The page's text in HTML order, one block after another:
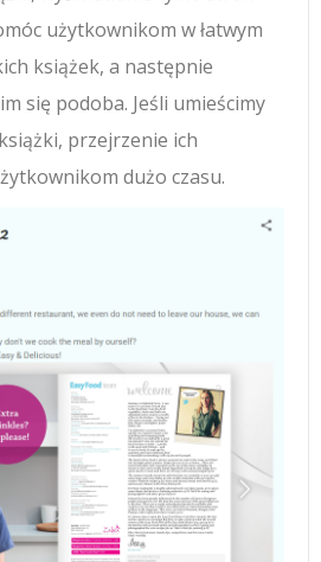
użytkownikom w łatwym
książek, a następnie
się podoba. Jeśli umieścimy
przejrzenie ich
dużo czasu.